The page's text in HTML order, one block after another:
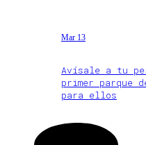
Mar 13
Avísale a tu
primer parque
para ellos